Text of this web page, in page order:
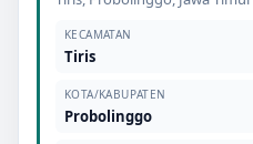
KECAMATAN
Tiris
KOTA/KABUPATEN
Probolinggo